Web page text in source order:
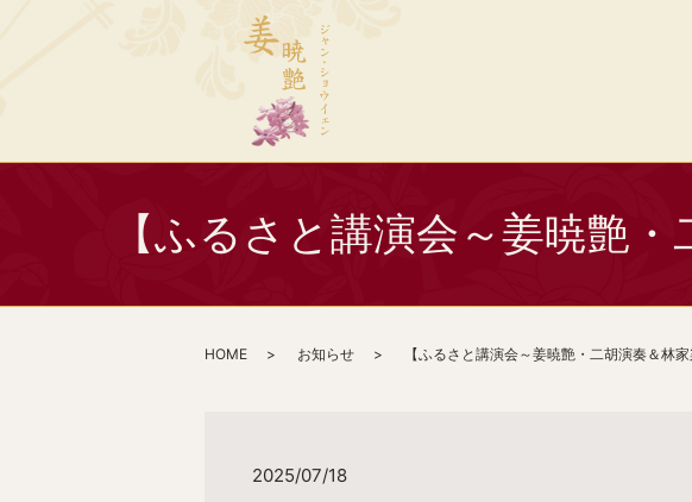
【ふるさと講演会～姜暁艶
HOME お知らせ 【ふるさと講演会～姜暁艶・二胡演奏＆林
2025/07/18